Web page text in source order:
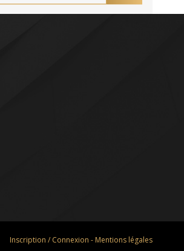
Inscription / Connexion - Mentions légales